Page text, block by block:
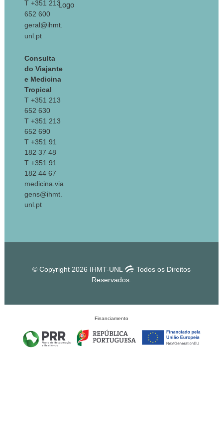
T +351 213
652 600
geral@ihmt.
unl.pt
Consulta
do Viajante
e Medicina
Tropical
T +351 213
652 630
T +351 213
652 690
T +351 91
182 37 48
T +351 91
182 44 67
medicina.via
gens@ihmt.
unl.pt
© Copyright 2026 IHMT-UNL
Todos os Direitos
Reservados.
Financiamento